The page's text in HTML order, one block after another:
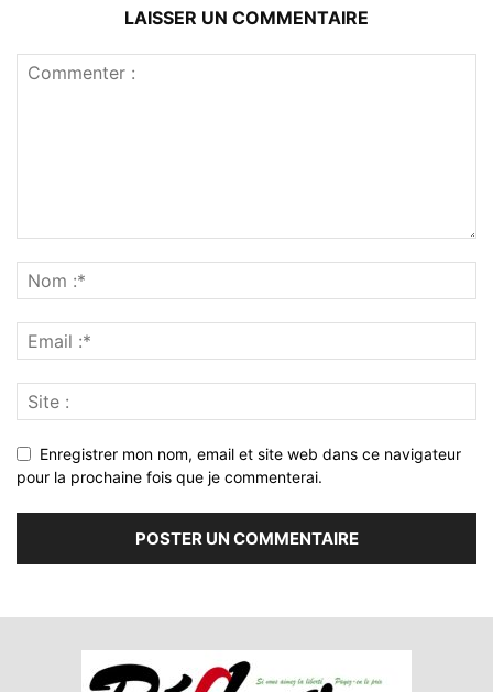
LAISSER UN COMMENTAIRE
Enregistrer mon nom, email et site web dans ce navigateur
pour la prochaine fois que je commenterai.